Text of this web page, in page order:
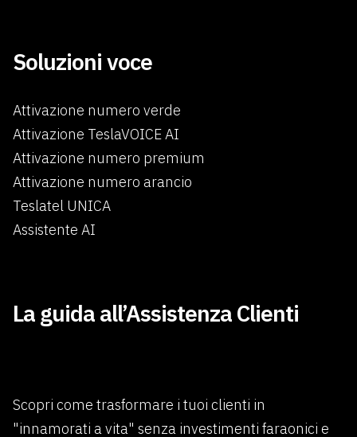
Soluzioni voce
Attivazione numero verde
Attivazione TeslaVOICE AI
Attivazione numero premium
Attivazione numero arancio
Teslatel UNICA
Assistente AI
La guida all’Assistenza Clienti
Scopri come trasformare i tuoi clienti in
"innamorati a vita" senza investimenti faraonici e
Benvenuti in Teslatel.